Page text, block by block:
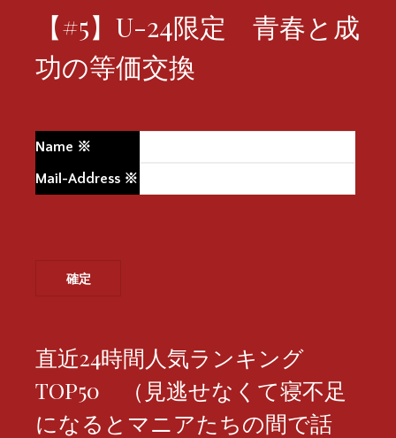
【#5】U-24限定 青春と成
功の等価交換
Name ※
Mail-Address ※
直近24時間人気ランキング
TOP50 （見逃せなくて寝不足
になるとマニアたちの間で話